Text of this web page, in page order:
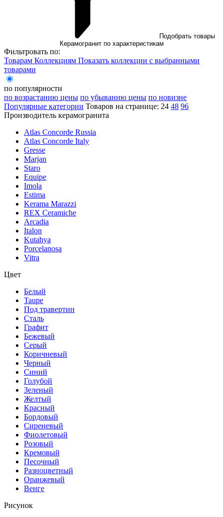
Керамогранит по характеристикам
Фильтровать по:
Товарам Коллекциям Показать коллекции с выбранными
товарами
по популярности
по возрастанию цены по убыванию цены по новизне
Популярные категории Товаров на странице: 24 48 96
Производитель керамогранита
Atlas Concorde Russia
Atlas Concorde Italy
Gresse
Marjan
Staro
Equipe
Imola
Estima
Kerama Marazzi
REX Ceramiche
Arcadia
Italon
Kutahya
Porcelanosa
Vitra
Цвет
Белый
Taupe
Под травертин
Сталь
Графит
Бежевый
Серый
Коричневый
Черный
Синий
Голубой
Зеленый
Желтый
Красный
Бордовый
Сиреневый
Фиолетовый
Розовый
Кремовый
Песочный
Разноцветный
Оранжевый
Венге
Рисунок